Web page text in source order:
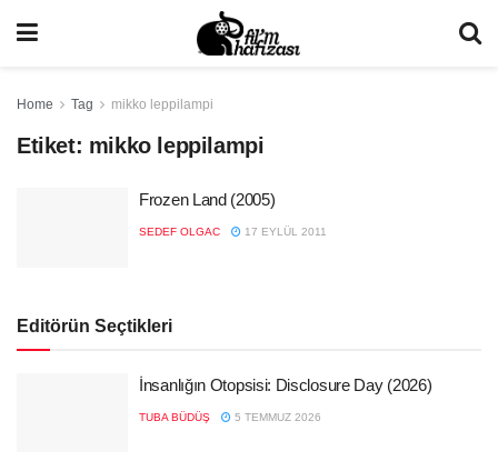
Home Tag mikko leppilampi
Etiket: mikko leppilampi
Frozen Land (2005)
SEDEF OLGAC 17 EYLÜL 2011
Editörün Seçtikleri
İnsanlığın Otopsisi: Disclosure Day (2026)
TUBA BÜDÜŞ 5 TEMMUZ 2026